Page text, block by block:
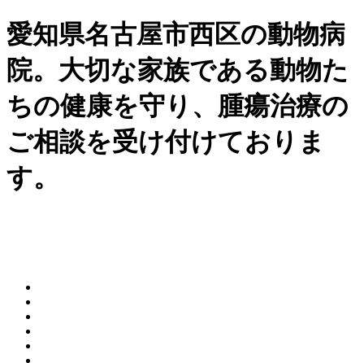
愛知県名古屋市西区の動物病
院。大切な家族である動物た
ちの健康を守り、腫瘍治療の
ご相談を受け付けておりま
す。